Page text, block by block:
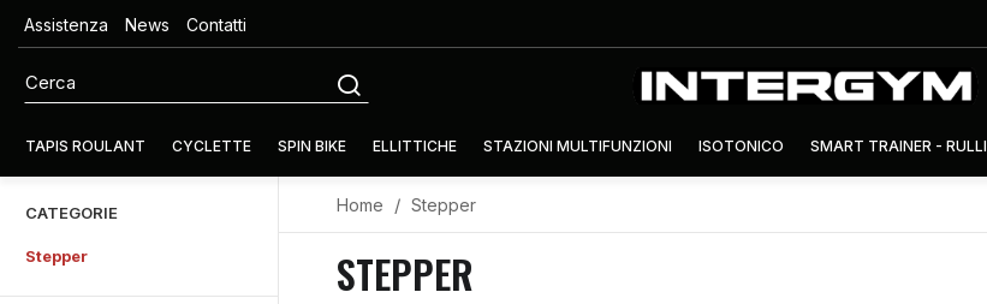
Assistenza News Contatti
TAPIS ROULANT CYCLETTE SPIN BIKE ELLITTICHE STAZIONI MULTIFUNZIONI ISOTONICO SMART TRAINER - RULLI
CATEGORIE
Stepper
Home Stepper
STEPPER